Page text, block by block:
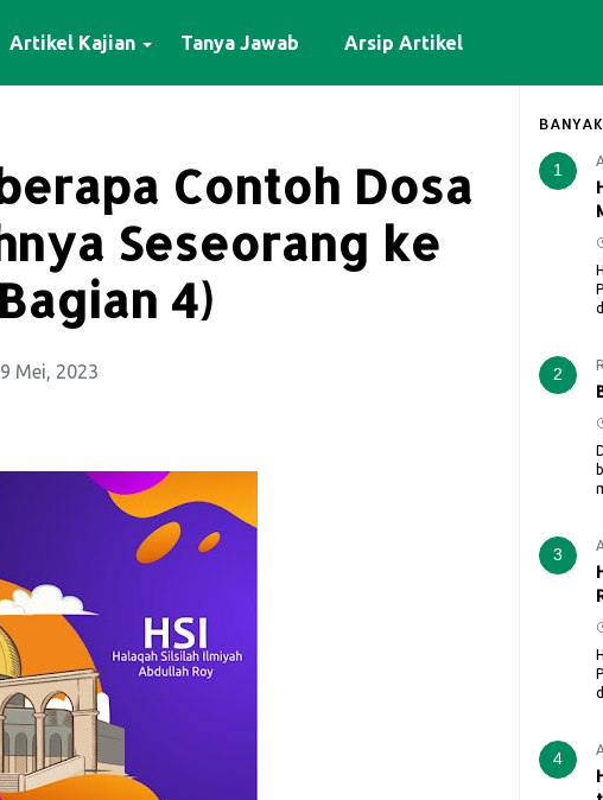
Artikel Kajian Tanya Jawab Arsip Artikel
Contoh Dosa
Seseorang ke
4)
Mei, 2023
1
2
3
4